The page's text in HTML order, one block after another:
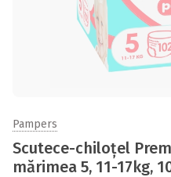
Pampers
Scutece-chiloțel
mărimea 5, 11-17kg,